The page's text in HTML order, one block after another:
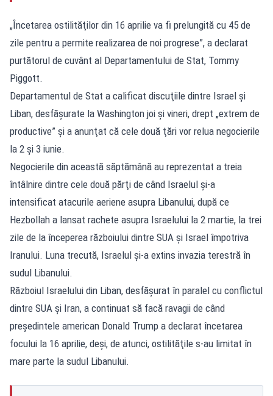
„Încetarea ostilităţilor din 16 aprilie va fi prelungită cu 45 de
zile pentru a permite realizarea de noi progrese”, a declarat
purtătorul de cuvânt al Departamentului de Stat, Tommy
Piggott.
Departamentul de Stat a calificat discuţiile dintre Israel şi
Liban, desfăşurate la Washington joi şi vineri, drept „extrem de
productive” şi a anunţat că cele două ţări vor relua negocierile
la 2 şi 3 iunie.
Negocierile din această săptămână au reprezentat a treia
întâlnire dintre cele două părţi de când Israelul şi-a
intensificat atacurile aeriene asupra Libanului, după ce
Hezbollah a lansat rachete asupra Israelului la 2 martie, la trei
zile de la începerea războiului dintre SUA şi Israel împotriva
Iranului. Luna trecută, Israelul şi-a extins invazia terestră în
sudul Libanului.
Războiul Israelului din Liban, desfăşurat în paralel cu conflictul
dintre SUA şi Iran, a continuat să facă ravagii de când
preşedintele american Donald Trump a declarat încetarea
focului la 16 aprilie, deşi, de atunci, ostilităţile s-au limitat în
mare parte la sudul Libanului.